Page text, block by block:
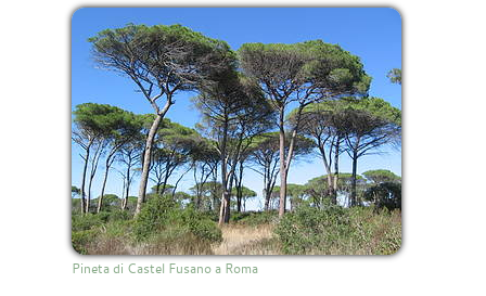
Pineta di Castel Fusano a Roma